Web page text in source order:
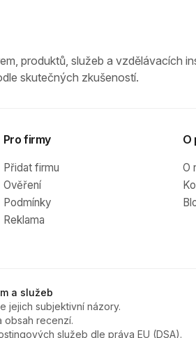
produktů, služeb a vzdělávacích
skutečných zkušeností.
Pro firmy
Přidat firmu
Ověření
Podmínky
Reklama
O
O
a služeb
jejich subjektivní názory.
obsah recenzí.
služeb dle práva EU (DSA).